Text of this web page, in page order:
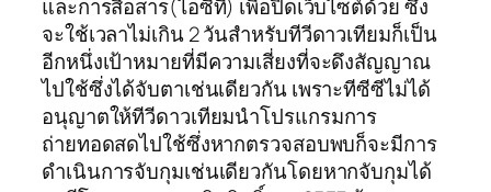
และการสื่อสาร(ไอซีที) เพื่อปิดเว็บไซต์ด้วย ซึ่ง
จะใช้เวลาไม่เกิน 2 วันสำหรับทีวีดาวเทียมก็เป็น
อีกหนึ่งเป้าหมายที่มีความเสี่ยงที่จะดึงสัญญาณ
ไปใช้ซึ่งได้จับตาเช่นเดียวกัน เพราะทีซีซีไม่ได้
อนุญาตให้ทีวีดาวเทียมนำโปรแกรมการ
ถ่ายทอดสดไปใช้ซึ่งหากตรวจสอบพบก็จะมีการ
ดำเนินการจับกุมเช่นเดียวกันโดยหากจับกุมได้